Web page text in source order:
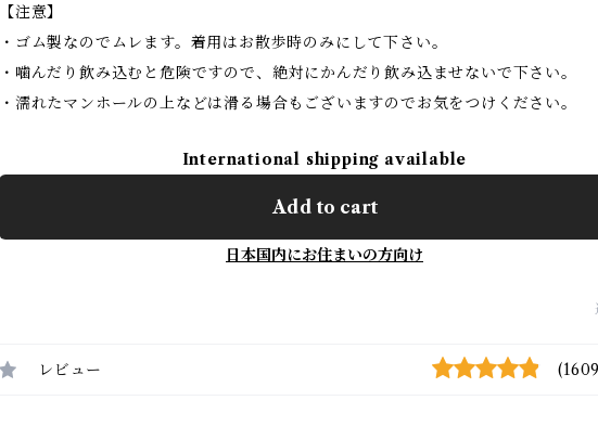
【注意】
・ゴム製なのでムレます。着用はお散歩時のみにして下さい。
・噛んだり飲み込むと危険ですので、絶対にかんだり飲み込ませないで下さい。
・濡れたマンホールの上などは滑る場合もございますのでお気をつけください。
International shipping available
Add to cart
日本国内にお住まいの方向け
レビュー